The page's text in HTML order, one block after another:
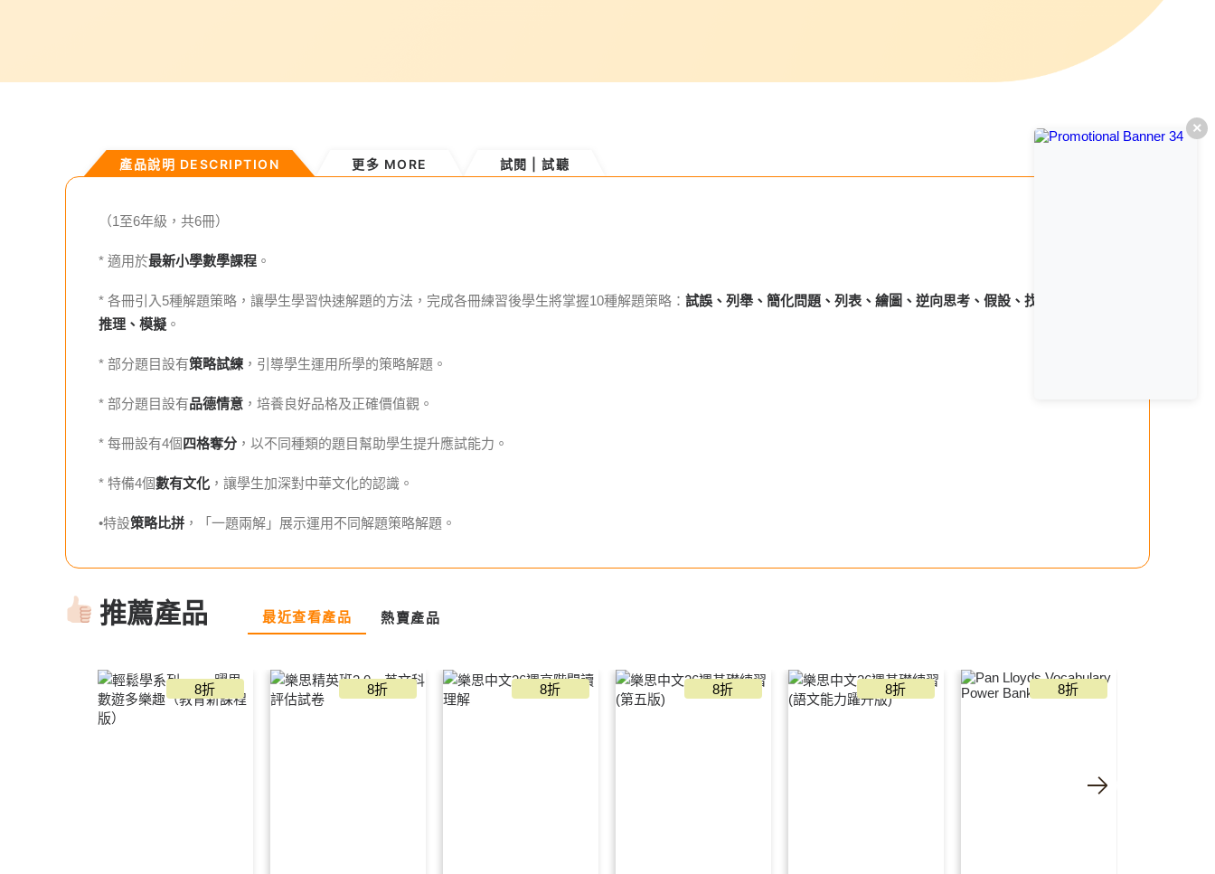
產品說明 DESCRIPTION 更多 MORE 試閱 | 試聽
（1至6年級，共6冊）
* 適用於最新小學數學課程 。
* 各冊引入5種解題策略，讓學生學習快速解題的方法，完成各冊練習後學生將掌握10種解題策略： 試誤、列舉、簡化問題、列表、繪圖、逆向思考、假設、找規律、邏輯
推理、模擬 。
* 部分題目設有策略試練 ，引導學生運用所學的策略解題。
* 部分題目設有品德情意 ，培養良好品格及正確價值觀。
* 每冊設有4個四格奪分 ，以不同種類的題目幫助學生提升應試能力。
* 特備4個數有文化 ，讓學生加深對中華文化的認識。
•特設策略比拼 ，「一題兩解」展示運用不同解題策略解題。
推薦產品 最近查看產品 熱賣產品
8折 8折 8折 8折 8折 8折
×